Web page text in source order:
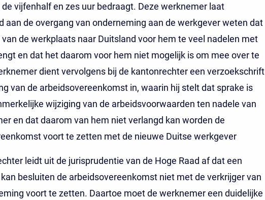
vijfenhalf en zes uur bedraagt. Deze werknemer laat
aan de overgang van onderneming aan de werkgever weten dat
de werkplaats naar Duitsland voor hem te veel nadelen met
en dat het daarom voor hem niet mogelijk is om mee over te
dient vervolgens bij de kantonrechter een verzoekschrift
van de arbeidsovereenkomst in, waarin hij stelt dat sprake is
wijziging van de arbeidsvoorwaarden ten nadele van
en dat daarom van hem niet verlangd kan worden de
voort te zetten met de nieuwe Duitse werkgever
leidt uit de jurisprudentie van de Hoge Raad af dat een
besluiten de arbeidsovereenkomst niet met de verkrijger van
voort te zetten. Daartoe moet de werknemer een duidelijke